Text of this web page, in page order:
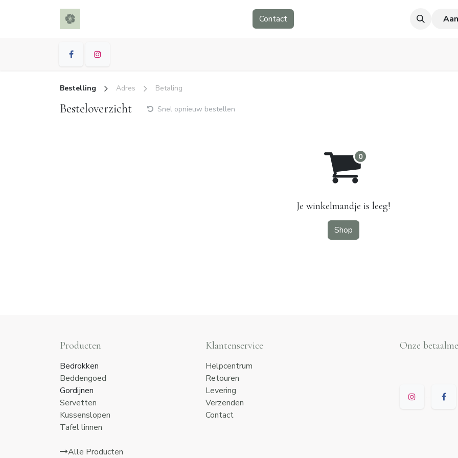
Contact
Bestelling Adres Betaling
Besteloverzicht Snel opnieuw bestellen
Je winkelmandje is leeg!
Shop
Producten
Bedrokken
Beddengoed
Gordijnen
Servetten
Kussenslopen
Tafel linnen
Alle Producten
Klantenservice
Helpcentrum
Retouren
Levering
Verzenden
Contact
Onze